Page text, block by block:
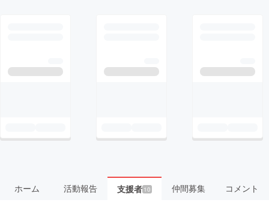
ホーム 活動報告 支援者 10 仲間募集 コメント